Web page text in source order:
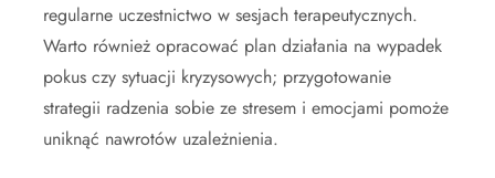
regularne uczestnictwo w sesjach terapeutycznych.
Warto również opracować plan działania na wypadek
pokus czy sytuacji kryzysowych; przygotowanie
strategii radzenia sobie ze stresem i emocjami pomoże
uniknąć nawrotów uzależnienia.